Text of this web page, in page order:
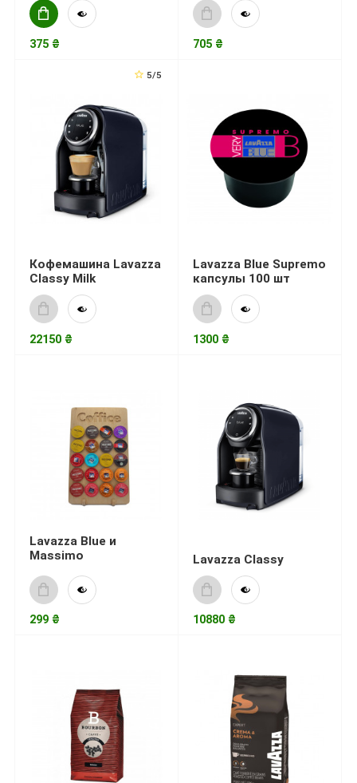
375 ₴ 705 ₴
5/5
Кофемашина Lavazza
Classy Milk
22150 ₴
Lavazza Blue Supremo
капсулы 100 шт
1300 ₴
Lavazza Blue и
Massimo
299 ₴
Lavazza Classy
10880 ₴